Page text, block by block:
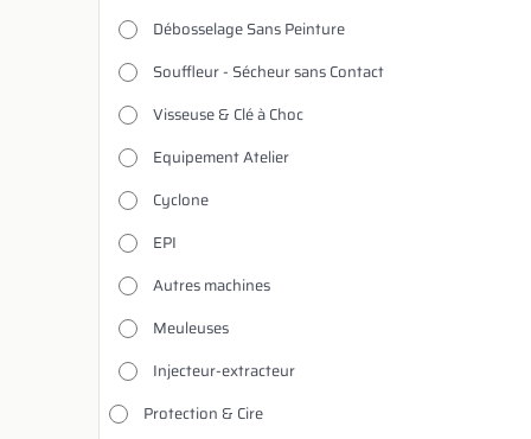
Débosselage Sans Peinture
Souffleur - Sécheur sans Contact
Visseuse & Clé à Choc
Equipement Atelier
Cyclone
EPI
Autres machines
Meuleuses
Injecteur-extracteur
Protection & Cire